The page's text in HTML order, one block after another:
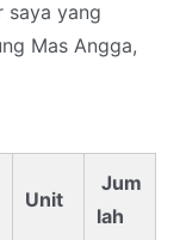
saya yang
Mas Angga,
Unit
Jum
lah